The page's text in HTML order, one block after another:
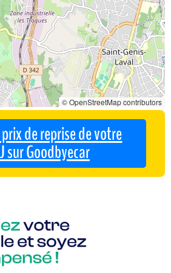
© OpenStreetMap contributors
de reprise de votre
sur Goodbyecar